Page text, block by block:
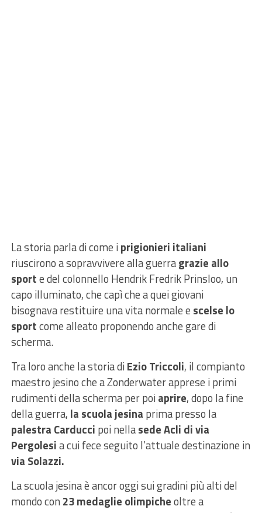
La storia parla di come iprigionieri italiani
riuscirono a sopravvivere alla guerragrazie allo
sporte del colonnello Hendrik Fredrik Prinsloo, un
capo illuminato, che capì che a quei giovani
bisognava restituire una vita normale e scelse lo
sportcome alleato proponendo anche gare di
scherma.
Tra loro anche la storia diEzio Triccoli, il compianto
maestro jesino che a Zonderwater apprese i primi
rudimenti della scherma per poiaprire, dopo la fine
della guerra, la scuola jesina prima presso la
palestra Carducci poi nellasede Acli di via
Pergolesia cui fece seguito l’attuale destinazione in
via Solazzi.
La scuola jesina è ancor oggi sui gradini più alti del
mondo con 23 medaglie olimpicheoltre a